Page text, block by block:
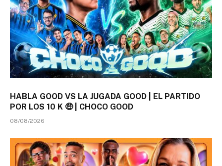
HABLA GOOD VS LA JUGADA GOOD | EL PARTIDO
POR LOS 10 K 🤑 | CHOCO GOOD
08/08/2026